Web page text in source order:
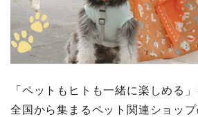
「ペットもヒトも一緒に楽しめる
全国から集まるペット関連ショッ